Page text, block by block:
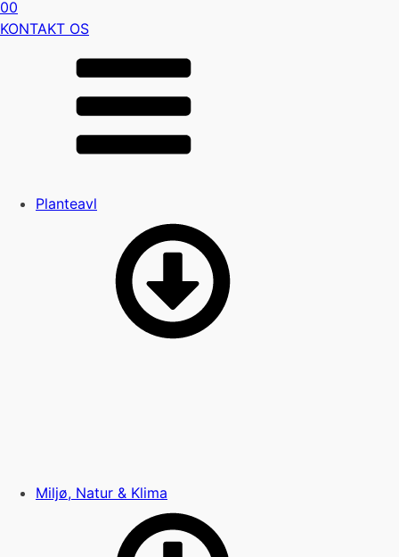
00
KONTAKT OS
Planteavl
Miljø, Natur & Klima